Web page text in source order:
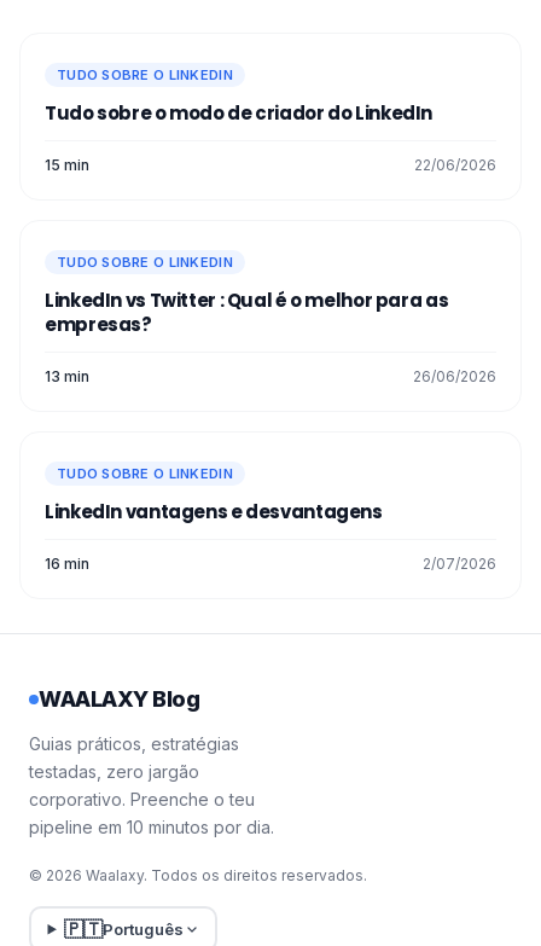
TUDO SOBRE O LINKEDIN
Tudo sobre o modo de criador do LinkedIn
15 min 22/06/2026
TUDO SOBRE O LINKEDIN
LinkedIn vs Twitter : Qual é o melhor para as
empresas?
13 min 26/06/2026
TUDO SOBRE O LINKEDIN
LinkedIn vantagens e desvantagens​
16 min 2/07/2026
WAALAXY Blog
Guias práticos, estratégias
testadas, zero jargão
corporativo. Preenche o teu
pipeline em 10 minutos por dia.
© 2026 Waalaxy. Todos os direitos reservados.
🇵🇹Português